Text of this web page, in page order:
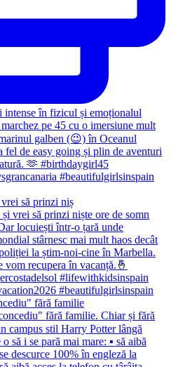
să prinzi niș
fără familie